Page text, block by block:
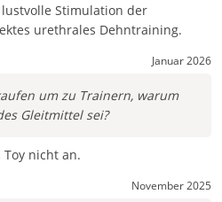
Stimulation der
urethrales Dehntraining.
Januar 2026
um zu Trainern, warum
Gleitmittel sei?
nicht an.
November 2025